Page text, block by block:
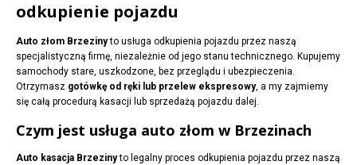
odkupienie pojazdu
Auto złom Brzezinyto usługa odkupienia pojazdu przez naszą
specjalistyczną firmę, niezależnie od jego stanu technicznego. Kupujemy
samochody stare, uszkodzone, bez przeglądu i ubezpieczenia.
Otrzymasz gotówkę od ręki lub przelew ekspresowy, a my zajmiemy
się całą procedurą kasacji lub sprzedażą pojazdu dalej.
Czym jest usługa auto złom w Brzezinach
Auto kasacja Brzezinyto legalny proces odkupienia pojazdu przez naszą